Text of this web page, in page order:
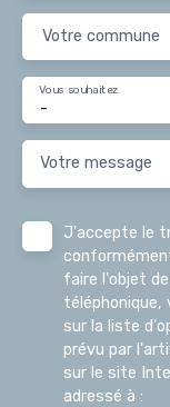
Votre commune
-
Vous souhaitez
Votre message
J'accepte le
faire l'objet
sur la liste
prévu par
sur le site
adressé à :